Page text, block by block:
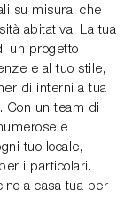
su misura, che
abitativa. La tua
un progetto
e al tuo stile,
di interni a tua
Con un team di
e
tuo locale,
i particolari.
a casa tua per